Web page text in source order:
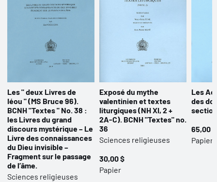
Les " deux Livres de
Iéou " (MS Bruce 96).
BCNH "Textes " No. 38 :
les Livres du grand
discours mystérique – Le
Livre des connaissances
du Dieu invisible –
Fragment sur le passage
de l’âme.
Sciences religieuses
Exposé du mythe
valentinien et textes
liturgiques (NH XI, 2 +
2A-C). BCNH "Textes" no.
36
Sciences religieuses
30,00 $
Papier
Les
des
65,00 $
Papier